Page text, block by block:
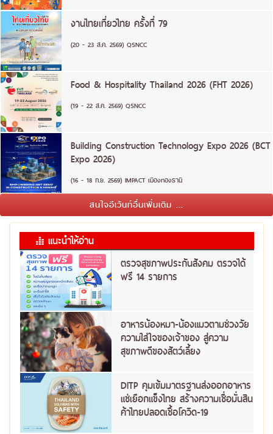
งานไทยเที่ยวไทย ครั้งที่ 79
(20 - 23 ส.ค. 2569) QSNCC
Food & Hospitality Thailand 2026 (FHT 2026)
(19 - 22 ส.ค. 2569) QSNCC
Building Construction Technology Expo 2026 (BCT
Expo 2026)
(16 - 18 ก.ย. 2569) IMPACT เมืองทองธานี
สนใจอีเว้นท์อื่นเพิ่มเติม ...
แนะนำให้อ่าน
ตรวจสุขภาพประกันสังคม ตรวจได้
ฟรี 14 รายการ
อาหารน้องหมา-น้องแมวตามช่วงวัย
ความใส่ใจของเจ้าของ สู่ความ
สุขภาพดีของสัตว์เลี้ยง
DITP คุมเข้มมาตรฐานส่งออกอาหาร
แช่เยือกแข็งไทย สร้างความเชื่อมั่นสิน
ค้าไทยปลอดเชื้อโควิด-19